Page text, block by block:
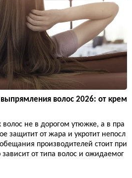
волос 2026: от крем
волос не в дорогом утюжке, а в пра
защитит от жара и укротит непосл
производителей стоит при
от типа волос и ожидаемог